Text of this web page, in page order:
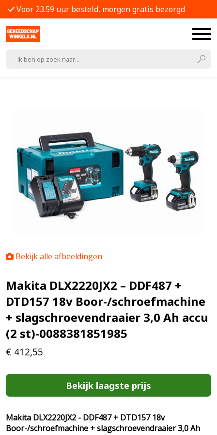
Voor 23.59 uur besteld, morgen gratis bezorgd
Bekijk alle afbeeldingen
Makita DLX2220JX2 – DDF487 +
DTD157 18v Boor-/schroefmachine
+ slagschroevendraaier 3,0 Ah accu
(2 st)-0088381851985
€ 412,55
Bekijk laagste prijs
Makita DLX2220JX2 - DDF487 + DTD157 18v
Boor-/schroefmachine + slagschroevendraaier 3,0 Ah